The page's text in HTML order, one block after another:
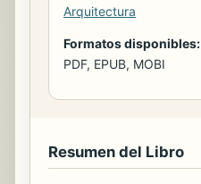
Arquitectura
Formatos disponibles:
PDF, EPUB, MOBI
Resumen del Libro